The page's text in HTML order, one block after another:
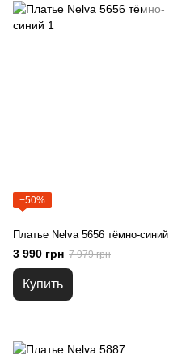
−50%
Платье Nelva 5656 тёмно-синий
3 990 грн 7 979 грн
Купить